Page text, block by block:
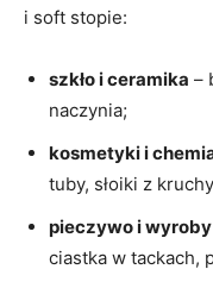
i soft stopie:
szkło i ceramika –
naczynia;
kosmetyki i
tuby, słoiki z
pieczywo i
ciastka w tackach,